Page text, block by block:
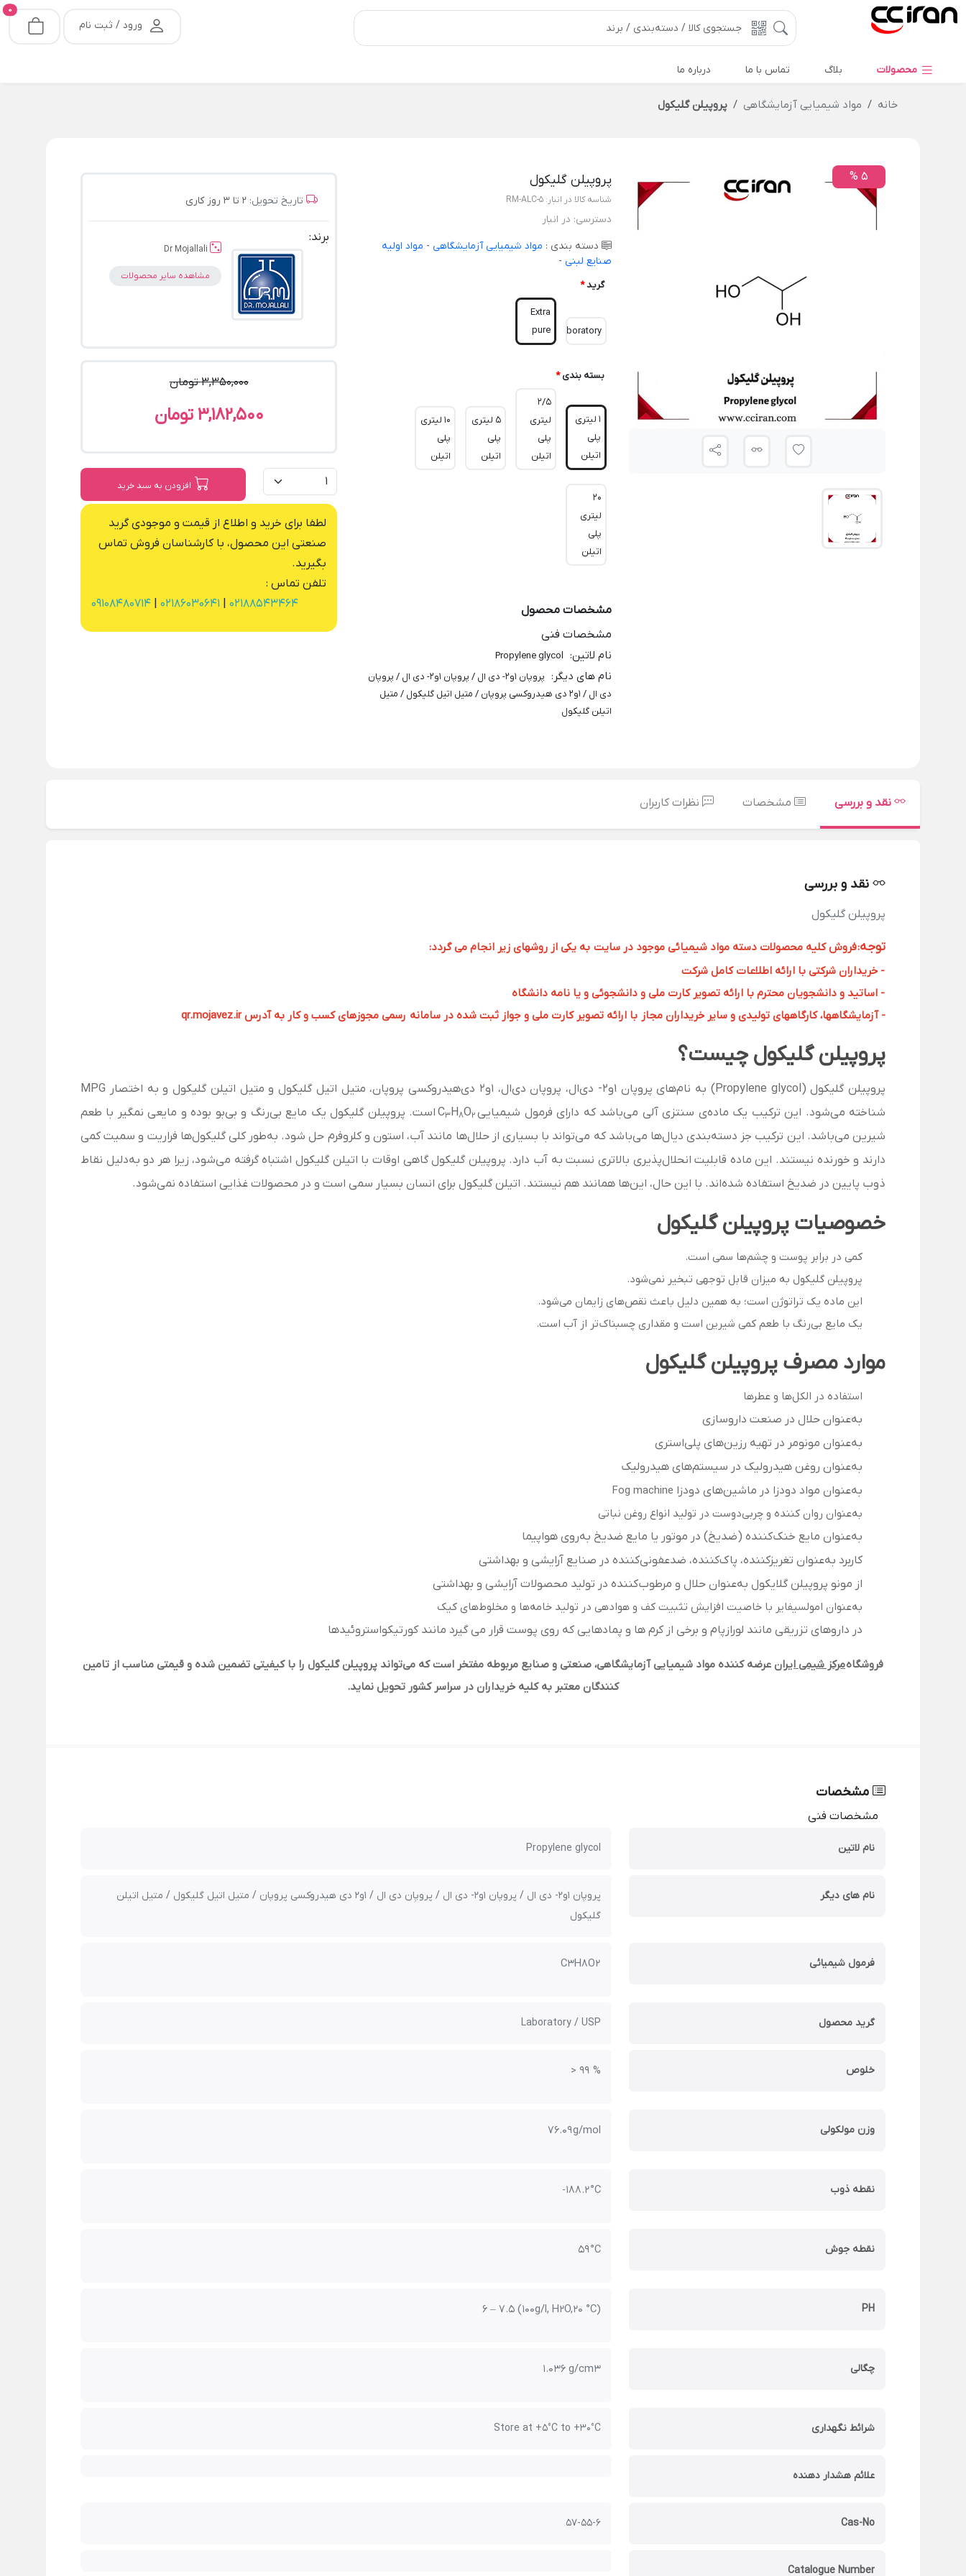
ورود / ثبت نام
0
محصولات بلاگ تماس با ما درباره ما
خانه مواد شیمیایی آزمایشگاهی پروپیلن گلیکول
5 % پروپیلن گلیکول
شناسه کالا در انبار: RM-ALC-5
دسترسی: در انبار
دسته بندی : مواد شیمیایی آزمایشگاهی - مواد اولیه
صنایع لبنی -
گرید*
Laboratory
Extra
pure
بسته بندی *
1 لیتری
پلی
اتیلن
2/5
لیتری
پلی
اتیلن
5 لیتری
پلی
اتیلن
10 لیتری
پلی
اتیلن
20
لیتری
پلی
اتیلن
مشخصات محصول
مشخصات فنی
نام لاتین:
Propylene glycol
نام های دیگر :
پروپان 1و2- دی ال / پروپان 1و2- دی ال / پروپان
دی ال / 1و2 دی هیدروکسی پروپان / متیل اتیل گلیکول / متیل
اتیلن گلیکول
تاریخ تحویل: 2 تا 3 روز کاری
برند:
Dr Mojallali
مشاهده سایر محصولات
3,350,000 تومان
3,182,500 تومان
افزودن به سبد خرید
لطفا برای خرید و اطلاع از قیمت و موجودی گرید
صنعتی این محصول، با کارشناسان فروش تماس
بگیرید.
تلفن تماس :
02188543464
02186030641
09108480714
نقد و بررسی مشخصات نظرات کاربران
نقد و بررسی
پروپیلن گلیکول
توجه:فروش کلیه محصولات دسته مواد شیمیائی موجود در سایت به یکی از روشهای زیر انجام می گردد:
- خریداران شرکتی با ارائه اطلاعات کامل شرکت
- اساتید و دانشجویان محترم با ارائه تصویر کارت ملی و دانشجوئی و یا نامه دانشگاه
- آزمایشگاهها، کارگاههای تولیدی و سایر خریداران مجاز با ارائه تصویر کارت ملی و جواز ثبت شده در سامانه رسمی مجوزهای کسب و کار به آدرس qr.mojavez.ir
پروپیلن گلیکول چیست؟
پروپیلن گلیکول (Propylene glycol) به نام‌های پروپان 1و2- دی‌ال، پروپان دی‌ال، 1و2 دی‌هیدروکسی پروپان، متیل اتیل گلیکول و متیل اتیلن گلیکول و به اختصار MPG
شناخته می‌شود. این ترکیب یک ماده­‌ی سنتزی آلی می‌­باشد که دارای فرمول شیمیاییC
3H8O2
است. پروپیلن گلیکول یک مایع بی‌رنگ و بی‌بو بوده و مایعی نم­گیر با طعم
شیرین می‌باشد. این ترکیب جز دسته‌بندی دی­ال‌ها می‌­باشد که می‌­تواند با بسیاری از حلال­‌ها مانند آب، استون و کلروفرم حل شود. به‌طور کلی گلیکول‌ها فراریت و سمیت کمی
دارند و خورنده نیستند. این ماده قابلیت انحلال‌پذیری بالاتری نسبت به آب دارد. پروپیلن گلیکول گاهی اوقات با اتیلن گلیکول اشتباه گرفته می‌شود، زیرا هر دو به‌دلیل نقاط
ذوب پایین در ضدیخ استفاده شده‌اند. با این حال، این‌ها همانند هم نیستند. اتیلن گلیکول برای انسان بسیار سمی است و در محصولات غذایی استفاده نمی‌شود.
خصوصیات پروپیلن گلیکول
کمی در برابر پوست و چشم‌ها سمی است.
پروپیلن گلیکول به میزان قابل توجهی تبخیر نمی‌شود.
این ماده یک تراتوژن است؛ به همین دلیل باعث نقص‌های زایمان می‌شود.
یک مایع بی‌رنگ با طعم کمی شیرین است و مقداری چسبناک‌تر از آب است.
موارد مصرف پروپیلن گلیکول
استفاده در الکل‌ها و عطرها
به‌عنوان حلال در صنعت داروسازی
به‌عنوان مونومر در تهیه رزین‌های پلی‌استری
به‌عنوان روغن هیدرولیک در سیستم‌های هیدرولیک
به‌عنوان مواد دودزا در ماشین‌های دودزا Fog machine
به‌عنوان روان کننده و چربی‌دوست در تولید انواع روغن نباتی
به‌عنوان مایع خنک‌کننده (ضدیخ) در موتور یا مایع ضدیخ به‌روی هواپیما
کاربرد به‌عنوان تغریزکننده، پاک‌کننده، ضدعفونی‌کننده در صنایع آرایشی و بهداشتی
از مونو پروپیلن گلایکول به‌عنوان حلال و مرطوب‌کننده در تولید محصولات آرایشی و بهداشتی
به‌عنوان امولسیفایر با خاصیت افزایش تثبیت کف و هوادهی در تولید خامه‌ها و مخلوط‌های کیک
در داروهای تزریقی مانند لورازپام و برخی از کرم ها و پمادهایی که روی پوست قرار می گیرد مانند کورتیکواستروئیدها
فروشگاهمرکز شیمی ایران عرضه کننده مواد شیمیایی آزمایشگاهی، صنعتی و صنایع مربوطه مفتخر است که می‌تواند پروپیلن گلیکول را با کیفیتی تضمین شده و قیمتی مناسب از تامین
کنندگان معتبر به کلیه خریداران در سراسر کشور تحویل نماید.
مشخصات
مشخصات فنی
نام لاتین Propylene glycol
نام های دیگر
پروپان 1و2- دی ال / پروپان 1و2- دی ال / پروپان دی ال / 1و2 دی هیدروکسی پروپان / متیل اتیل گلیکول / متیل اتیلن
گلیکول
فرمول شیمیائی C3H8O2
گرید محصول Laboratory / USP
خلوص > 99 %
وزن مولکولی 76.09 g/mol
نقطه ذوب -188.2 °C
نقطه جوش 59 °C
PH
6 – 7.5 (100g/l, H2O,20 °C)
چگالی 1.036 g/cm3
شرائط نگهداری Store at +5°C to +30°C
علائم هشدار دهنده
Cas-No
57-55-6
Catalogue Number